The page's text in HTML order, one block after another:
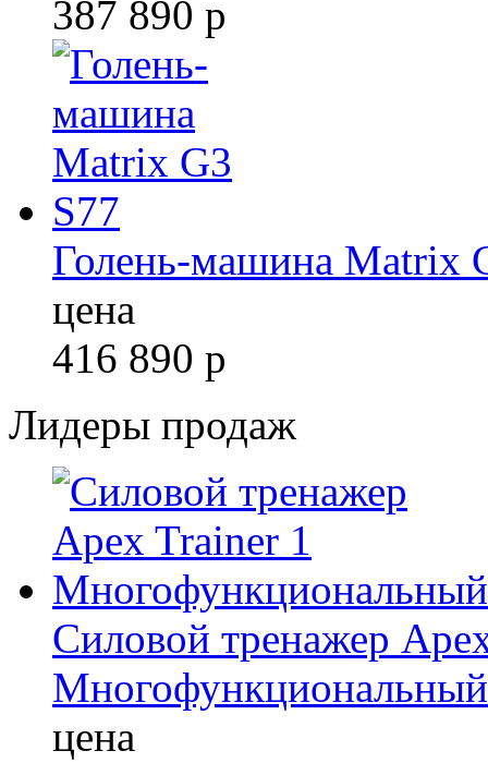
387 890 р
Голень-машина Matrix
цена
416 890 р
Лидеры продаж
Силовой тренажер
Многофункциональный
цена